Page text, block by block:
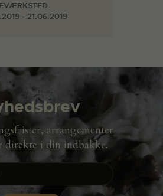
- 21.06.2019
arrangementer
direkte i din indbakke.